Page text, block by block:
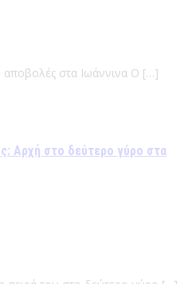
αποβολές στα Ιωάννινα Ο […]
Αρχή στο δεύτερο γύρο στα